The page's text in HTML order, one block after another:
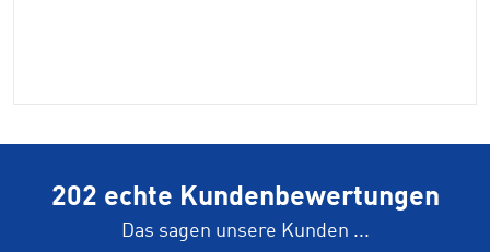
202 echte Kundenbewertungen
Das sagen unsere Kunden ...